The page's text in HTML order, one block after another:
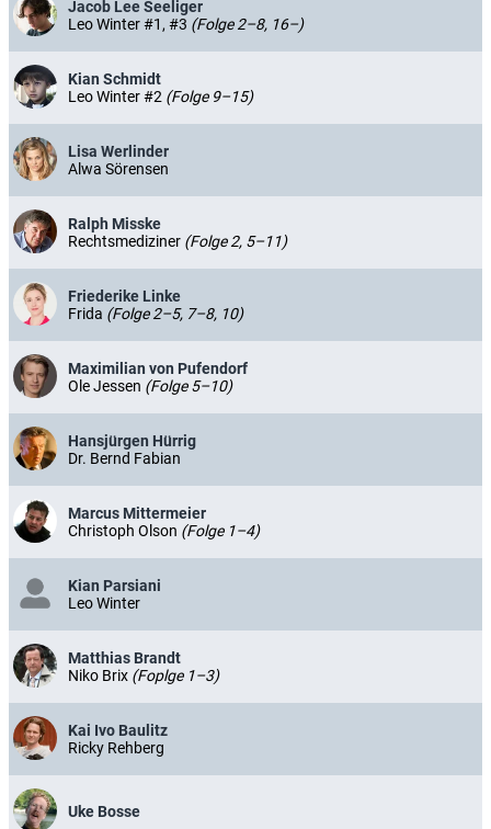
Jacob Lee Seeliger
Leo Winter #1, #3 (Folge 2–8, 16–)
Kian Schmidt
Leo Winter #2 (Folge 9–15)
Lisa Werlinder
Alwa Sörensen
Ralph Misske
Rechtsmediziner (Folge 2, 5–11)
Friederike Linke
Frida (Folge 2–5, 7–8, 10)
Maximilian von Pufendorf
Ole Jessen (Folge 5–10)
Hansjürgen Hürrig
Dr. Bernd Fabian
Marcus Mittermeier
Christoph Olson (Folge 1–4)
Kian Parsiani
Leo Winter
Matthias Brandt
Niko Brix (Foplge 1–3)
Kai Ivo Baulitz
Ricky Rehberg
Uke Bosse